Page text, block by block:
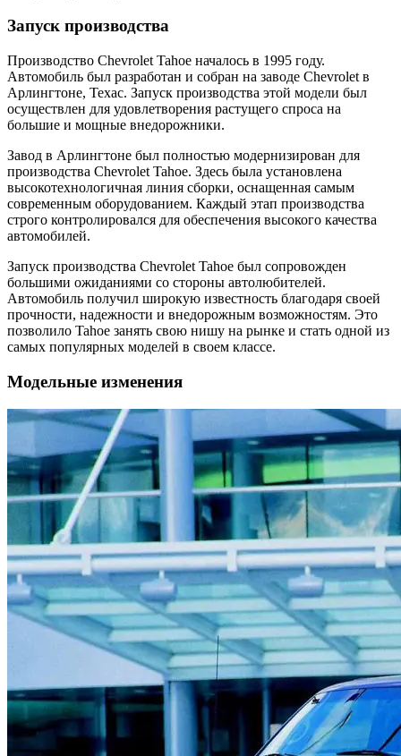
Запуск производства
Производство Chevrolet Tahoe началось в 1995 году.
Автомобиль был разработан и собран на заводе Chevrolet в
Арлингтоне, Техас. Запуск производства этой модели был
осуществлен для удовлетворения растущего спроса на
большие и мощные внедорожники.
Завод в Арлингтоне был полностью модернизирован для
производства Chevrolet Tahoe. Здесь была установлена
высокотехнологичная линия сборки, оснащенная самым
современным оборудованием. Каждый этап производства
строго контролировался для обеспечения высокого качества
автомобилей.
Запуск производства Chevrolet Tahoe был сопровожден
большими ожиданиями со стороны автолюбителей.
Автомобиль получил широкую известность благодаря своей
прочности, надежности и внедорожным возможностям. Это
позволило Tahoe занять свою нишу на рынке и стать одной из
самых популярных моделей в своем классе.
Модельные изменения